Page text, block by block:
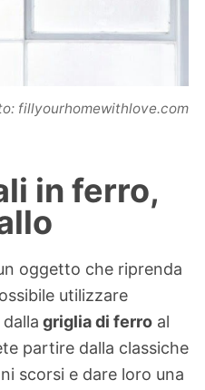
fillyourhomewithlove.com
in ferro,
oggetto che riprenda
utilizzare
griglia di ferro al
partire dalla classiche
scorsi e dare loro una